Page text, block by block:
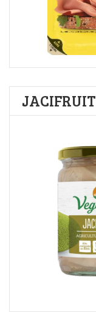
JACIFRUIT